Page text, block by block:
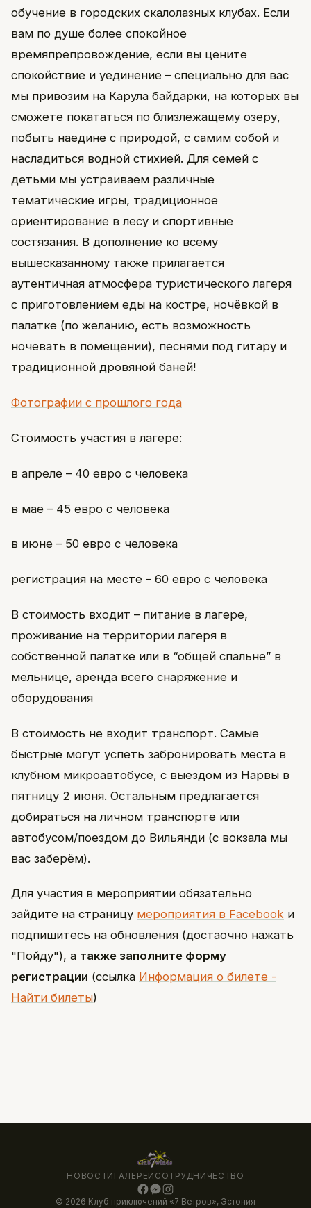
обучение в городских скалолазных клубах. Если
вам по душе более спокойное
времяпрепровождение, если вы цените
спокойствие и уединение – специально для вас
мы привозим на Карула байдарки, на которых вы
сможете покататься по близлежащему озеру,
побыть наедине с природой, с самим собой и
насладиться водной стихией. Для семей с
детьми мы устраиваем различные
тематические игры, традиционное
ориентирование в лесу и спортивные
состязания. В дополнение ко всему
вышесказанному также прилагается
аутентичная атмосфера туристического лагеря
с приготовлением еды на костре, ночёвкой в
палатке (по желанию, есть возможность
ночевать в помещении), песнями под гитару и
традиционной дровяной баней!
Фотографии с прошлого года
Стоимость участия в лагере:
в апреле – 40 евро с человека
в мае – 45 евро с человека
в июне – 50 евро с человека
регистрация на месте – 60 евро с человека
В стоимость входит – питание в лагере,
проживание на территории лагеря в
собственной палатке или в “общей спальне” в
мельнице, аренда всего снаряжение и
оборудования
В стоимость не входит транспорт. Самые
быстрые могут успеть забронировать места в
клубном микроавтобусе, с выездом из Нарвы в
пятницу 2 июня. Остальным предлагается
добираться на личном транспорте или
автобусом/поездом до Вильянди (с вокзала мы
вас заберём).
Для участия в мероприятии обязательно
зайдите на страницу мероприятия в Facebook и
подпишитесь на обновления (достаочно нажать
"Пойду"), а также заполните форму
регистрации (ссылка Информация о билете -
Найти билеты)
НОВОСТИ ГАЛЕРЕИ СОТРУДНИЧЕСТВО
© 2026 Клуб приключений «7 Ветров», Эстония